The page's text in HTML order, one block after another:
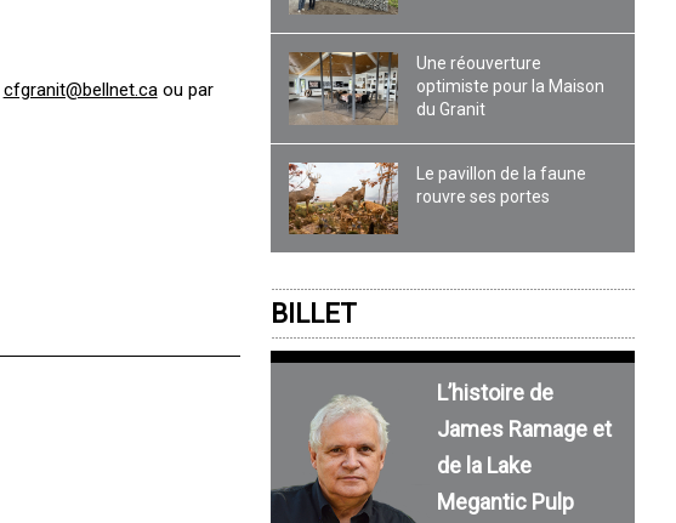
cfgranit@bellnet.caou par
Une réouverture
optimiste pour la Maison
du Granit
Le pavillon de la faune
rouvre ses portes
BILLET
L’histoire de
James Ramage et
de la Lake
Megantic Pulp